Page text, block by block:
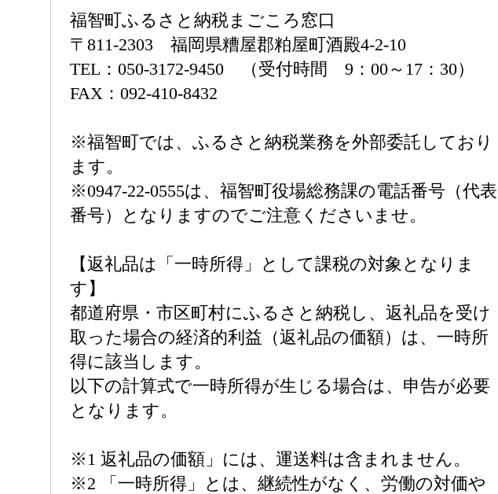
福智町ふるさと納税まごころ窓口
〒811-2303 福岡県糟屋郡粕屋町酒殿4-2-10
TEL：050-3172-9450 （受付時間 9：00～17：30）
FAX：092-410-8432
※福智町では、ふるさと納税業務を外部委託しており
ます。
※0947-22-0555は、福智町役場総務課の電話番号（代表
番号）となりますのでご注意くださいませ。
【返礼品は「一時所得」として課税の対象となりま
す】
都道府県・市区町村にふるさと納税し、返礼品を受け
取った場合の経済的利益（返礼品の価額）は、一時所
得に該当します。
以下の計算式で一時所得が生じる場合は、申告が必要
となります。
※1 返礼品の価額」には、運送料は含まれません。
※2 「一時所得」とは、継続性がなく、労働の対価や